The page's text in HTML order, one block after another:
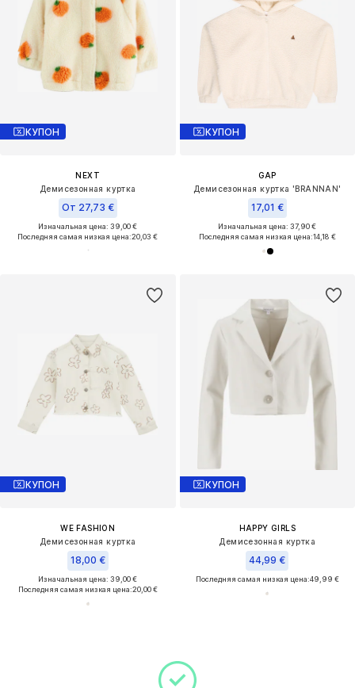
КУПОН
NEXT
Демисезонная куртка
От 27,73 €
Изначальная цена: 39,00 €
Последняя самая низкая цена:20,03 €
КУПОН
GAP
Демисезонная куртка 'BRANNAN'
17,01 €
Изначальная цена: 37,90 €
Последняя самая низкая цена:14,18 €
КУПОН
WE FASHION
Демисезонная куртка
18,00 €
Изначальная цена: 39,00 €
Последняя самая низкая цена:20,00 €
КУПОН
HAPPY GIRLS
Демисезонная куртка
44,99 €
Последняя самая низкая цена:49,99 €